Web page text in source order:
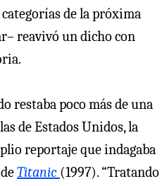
de la próxima
reavivó un dicho con
restaba poco más de una
de Estados Unidos, la
reportaje que indagaba
Titanic (1997). “Tratando